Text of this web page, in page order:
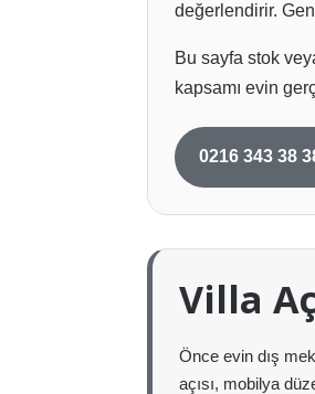
değerlendirir.
Bu sayfa stok
kapsamı evin
0216 343 38
Villa
Önce evin dış
açısı, mobilya